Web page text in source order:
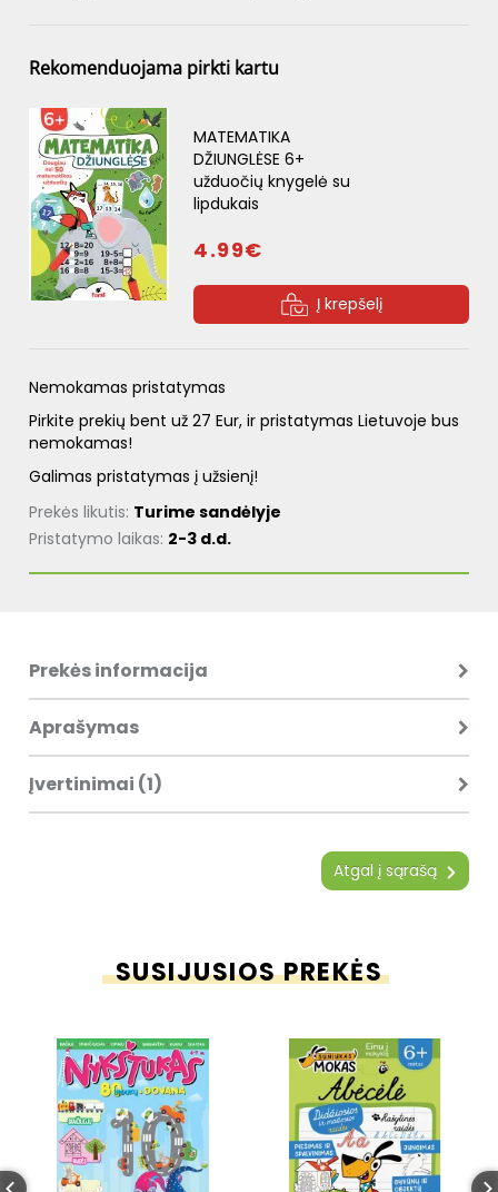
Rekomenduojama pirkti kartu
MATEMATIKA
DŽIUNGLĖSE 6+
užduočių knygelė su
lipdukais
4.99€
Į krepšelį
Nemokamas pristatymas
Pirkite prekių bent už 27 Eur, ir pristatymas Lietuvoje bus
nemokamas!
Galimas pristatymas į užsienį!
Prekės likutis: Turime sandėlyje
Pristatymo laikas: 2-3 d.d.
Prekės informacija
Aprašymas
Įvertinimai (1)
Atgal į sąrašą
SUSIJUSIOS PREKĖS